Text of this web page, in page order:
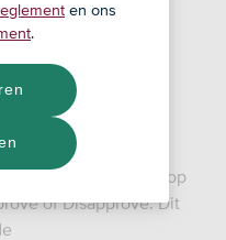
ASN
bedrijf een
klaar. Daarop staat op
of Disapprove. Dit
en ons
.